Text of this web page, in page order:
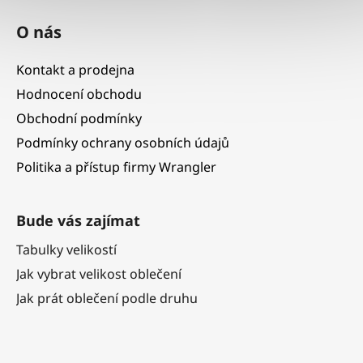
O nás
Kontakt a prodejna
Hodnocení obchodu
Obchodní podmínky
Podmínky ochrany osobních údajů
Politika a přístup firmy Wrangler
Bude vás zajímat
Tabulky velikostí
Jak vybrat velikost oblečení
Jak prát oblečení podle druhu